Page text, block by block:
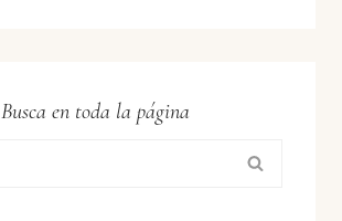
Busca en toda la página